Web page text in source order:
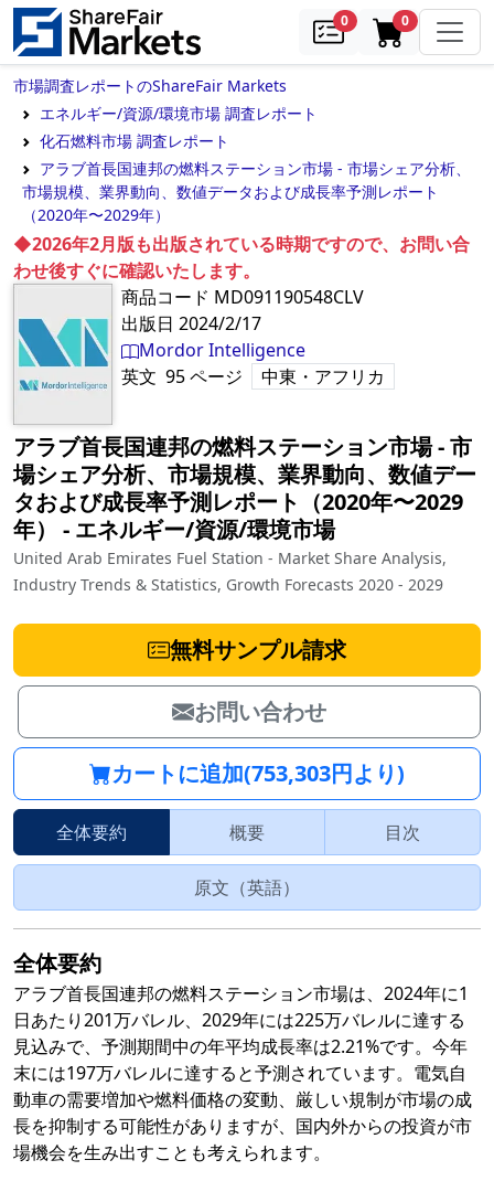
0samples0in cart
市場調査レポートのShareFair Markets
エネルギー/資源/環境市場 調査レポート
化石燃料市場 調査レポート
アラブ首長国連邦の燃料ステーション市場 - 市場シェア分析、
市場規模、業界動向、数値データおよび成長率予測レポート
（2020年〜2029年）
◆2026年2月版も出版されている時期ですので、お問い合
わせ後すぐに確認いたします。
商品コード MD091190548CLV
出版日 2024/2/17
Mordor Intelligence
英文 95ページ 中東・アフリカ
アラブ首長国連邦の燃料ステーション市場 - 市
場シェア分析、市場規模、業界動向、数値デー
タおよび成長率予測レポート（2020年〜2029
年）
‐ エネルギー/資源/環境市場
United Arab Emirates Fuel Station - Market Share Analysis,
Industry Trends & Statistics, Growth Forecasts 2020 - 2029
無料サンプル請求
お問い合わせ
カートに追加(753,303円より)
全体要約 概要 目次
原文（英語）
全体要約
アラブ首長国連邦の燃料ステーション市場は、2024年に1
日あたり201万バレル、2029年には225万バレルに達する
見込みで、予測期間中の年平均成長率は2.21%です。今年
末には197万バレルに達すると予測されています。電気自
動車の需要増加や燃料価格の変動、厳しい規制が市場の成
長を抑制する可能性がありますが、国内外からの投資が市
場機会を生み出すことも考えられます。